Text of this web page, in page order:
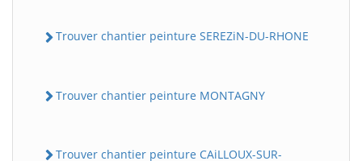
Trouver chantier peinture SEREZiN-DU-RHONE
Trouver chantier peinture MONTAGNY
Trouver chantier peinture CAiLLOUX-SUR-